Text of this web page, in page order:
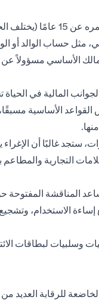
في الإمارات العربية
مثل حساب الوالد أو
الأساسي مسؤولاً
المالية في
الأساسية
ستجد غالبًا أن
التجارية
المناقشة
الاستخدام،
وسلبيات لبطاقات
للرقابة العديد